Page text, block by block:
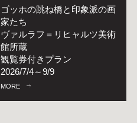
ゴッホの跳ね橋と印象派の画
家たち
ヴァルラフ＝リヒャルツ美術
館所蔵
観覧券付きプラン
2026/7/4～9/9
MORE
季刊誌 MADO7-8月号
MORE
【都プラス】レストラン＆バ
ー
ポイント
2倍キャンペーン！
2026/8/1～2026/9/1
MORE
大阪市プレミアム付商品券
2026
使えます！
2026/6/29～2027/1/15
MORE